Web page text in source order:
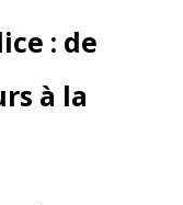
: de
à la